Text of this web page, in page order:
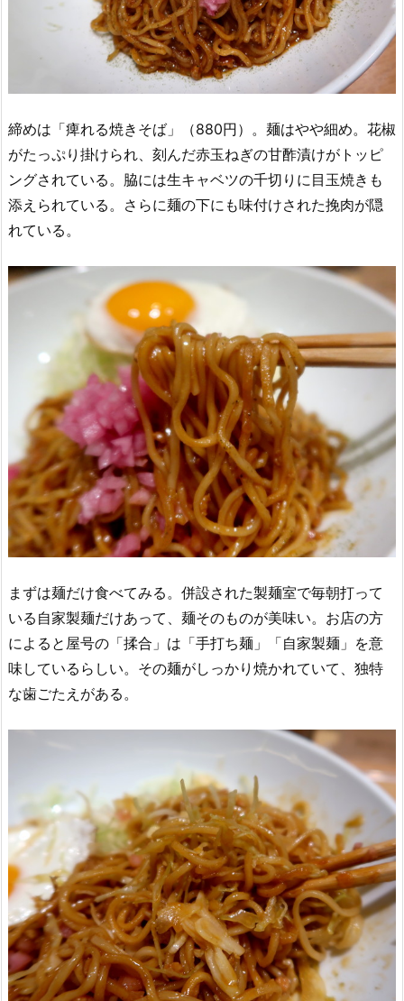
締めは「痺れる焼きそば」（880円）。麺はやや細め。花椒
がたっぷり掛けられ、刻んだ赤玉ねぎの甘酢漬けがトッピ
ングされている。脇には生キャベツの千切りに目玉焼きも
添えられている。さらに麺の下にも味付けされた挽肉が隠
れている。
まずは麺だけ食べてみる。併設された製麺室で毎朝打って
いる自家製麺だけあって、麺そのものが美味い。お店の方
によると屋号の「揉合」は「手打ち麺」「自家製麺」を意
味しているらしい。その麺がしっかり焼かれていて、独特
な歯ごたえがある。